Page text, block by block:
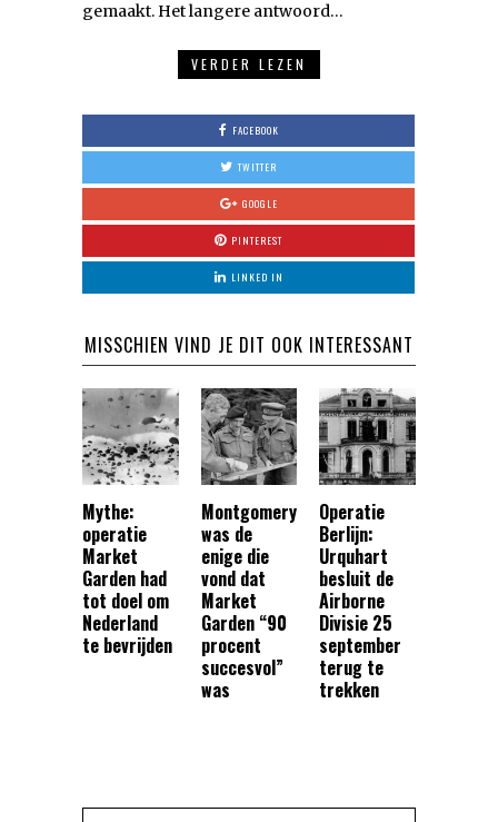
gemaakt. Het langere antwoord…
VERDER LEZEN
FACEBOOK
TWITTER
GOOGLE
PINTEREST
LINKED IN
MISSCHIEN VIND JE DIT OOK INTERESSANT
Mythe:
operatie
Market
Garden had
tot doel om
Nederland
te bevrijden
Montgomery
was de
enige die
vond dat
Market
Garden “90
procent
succesvol”
was
Operatie
Berlijn:
Urquhart
besluit de
Airborne
Divisie 25
september
terug te
trekken